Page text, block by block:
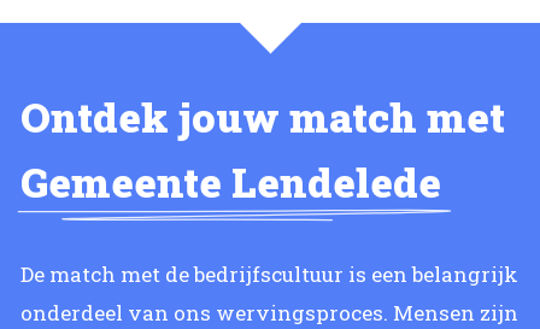
Ontdek jouw match met
Gemeente Lendelede
De match met de bedrijfscultuur is een belangrijk
onderdeel van ons wervingsproces. Mensen zijn